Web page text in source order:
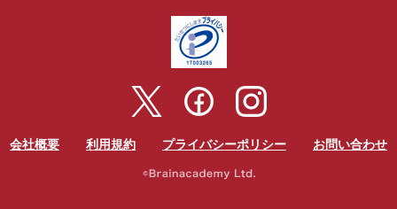
会社概要 利用規約 プライバシーポリシー お問い合わせ